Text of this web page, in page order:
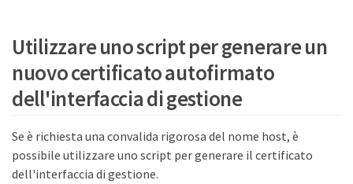
Utilizzare uno script per generare un
nuovo certificato autofirmato
dell'interfaccia di gestione
Se è richiesta una convalida rigorosa del nome host, è
possibile utilizzare uno script per generare il certificato
dell'interfaccia di gestione.